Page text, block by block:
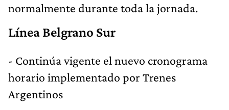
normalmente durante toda la jornada.
Línea Belgrano Sur
- Continúa vigente el nuevo cronograma
horario implementado por Trenes
Argentinos